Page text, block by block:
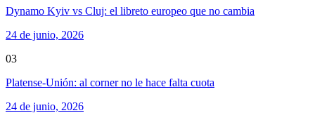
Dynamo Kyiv vs Cluj: el libreto europeo que no cambia
24 de junio, 2026
03
Platense-Unión: al corner no le hace falta cuota
24 de junio, 2026